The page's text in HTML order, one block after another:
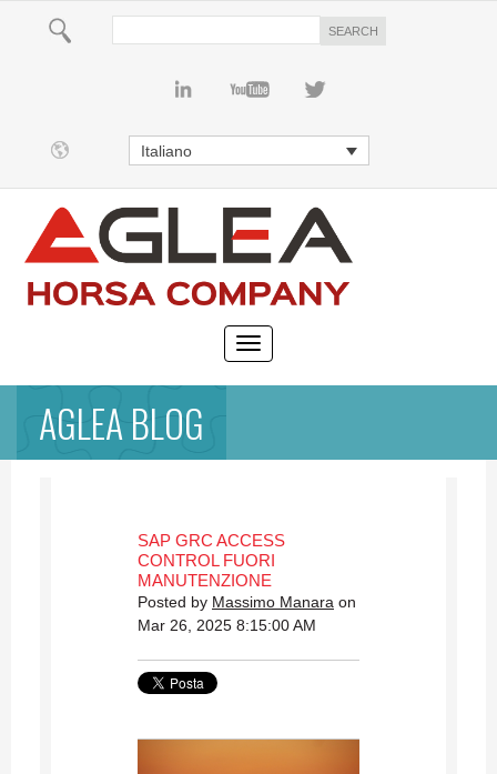
Italiano
AGLEA BLOG
SAP GRC ACCESS
CONTROL FUORI
MANUTENZIONE
Posted by Massimo Manara on
Mar 26, 2025 8:15:00 AM